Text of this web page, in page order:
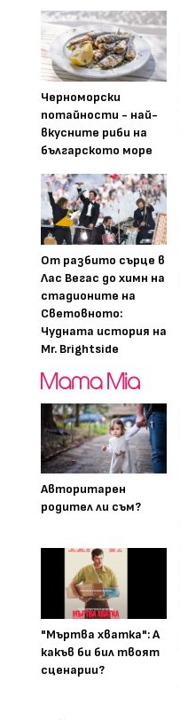
Черноморски
потайности - най-
вкусните риби на
българското море
От разбито сърце в
Лас Вегас до химн на
стадионите на
Световното:
Чудната история на
Mr. Brightside
Авторитарен
родител ли съм?
"Мъртва хватка": А
какъв би бил твоят
сценарии?